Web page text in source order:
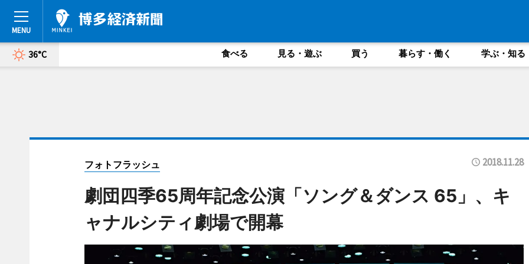
36°C 食べる 見る・遊ぶ 買う 暮らす・働く 学ぶ・知る
フォトフラッシュ 2018.11.28
劇団四季65周年記念公演「ソング＆ダンス 65」、キ
ャナルシティ劇場で開幕